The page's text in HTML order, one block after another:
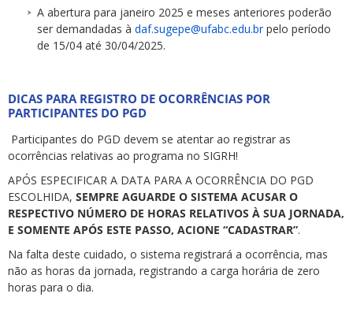
A abertura para janeiro 2025 e meses anteriores poderão
ser demandadas à daf.sugepe@ufabc.edu.brpelo período
de 15/04 até 30/04/2025.
DICAS PARA REGISTRO DE OCORRÊNCIAS POR
PARTICIPANTES DO PGD
Participantes do PGD devem se atentar ao registrar as
ocorrências relativas ao programa no SIGRH!
APÓS ESPECIFICAR A DATA PARA A OCORRÊNCIA DO PGD
ESCOLHIDA, SEMPRE AGUARDE O SISTEMA ACUSAR O
RESPECTIVO NÚMERO DE HORAS RELATIVOS À SUA JORNADA,
E SOMENTE APÓS ESTE PASSO, ACIONE “CADASTRAR”.
Na falta deste cuidado, o sistema registrará a ocorrência, mas
não as horas da jornada, registrando a carga horária de zero
horas para o dia.